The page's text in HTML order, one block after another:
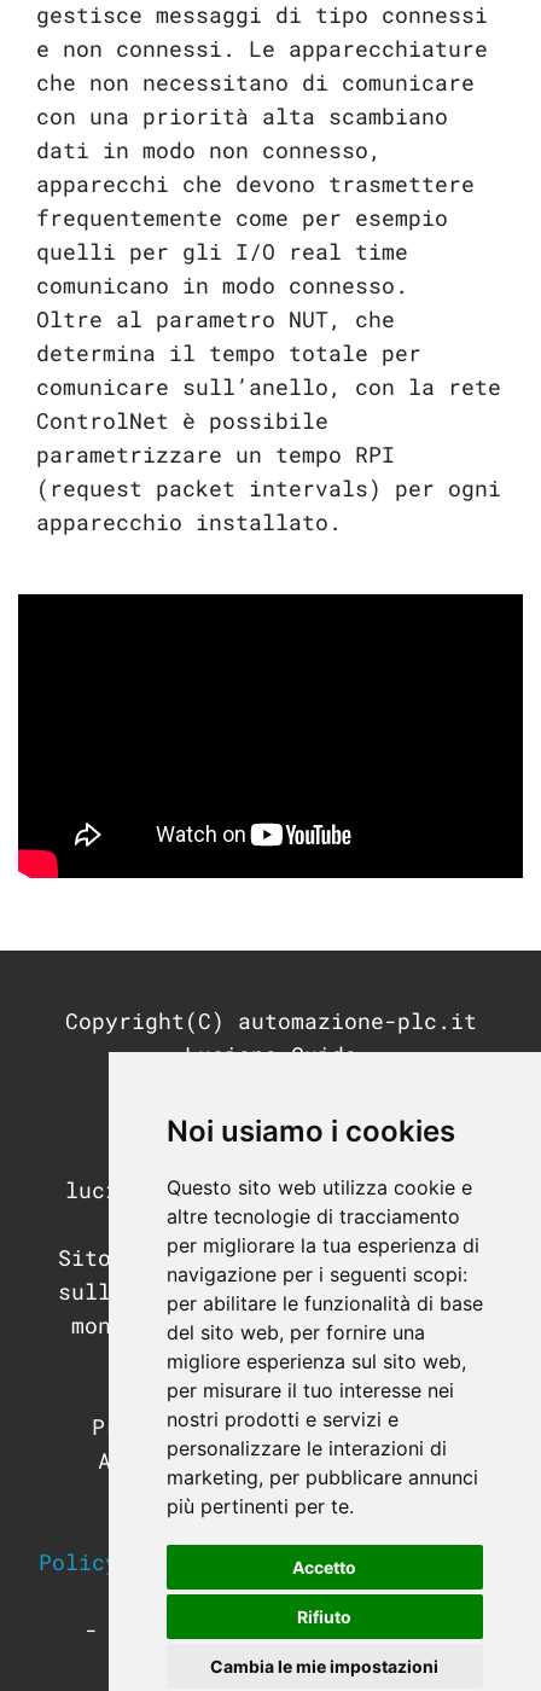
Noi usiamo i cookies
Questo sito web utilizza cookie e
altre tecnologie di tracciamento
per migliorare la tua esperienza di
navigazione per i seguenti scopi:
per abilitare le funzionalità di base
del sito web, per fornire una
migliore esperienza sul sito web,
per misurare il tuo interesse nei
nostri prodotti e servizi e
personalizzare le interazioni di
marketing, per pubblicare annunci
più pertinenti per te.
Accetto
Rifiuto
Cambia le mie impostazioni
gestisce messaggi di tipo connessi
e non connessi. Le apparecchiature
che non necessitano di comunicare
con una priorità alta scambiano
dati in modo non connesso,
apparecchi che devono trasmettere
frequentemente come per esempio
quelli per gli I/O real time
comunicano in modo connesso.
Oltre al parametro NUT, che
determina il tempo totale per
comunicare sull’anello, con la rete
ControlNet è possibile
parametrizzare un tempo RPI
(request packet intervals) per ogni
apparecchio installato.
Copyright(C) automazione-plc.it
Luciano Guida
REA: MI-2791053
luciano.guida@postecertifica.it
Sito di informazione e didattica
sull'automazione industriale, il
mondo dei PLC e dei sistemi di
supervisione.
Programmazione PLC.
Programmazione SCADA e HMI.
Apparecchiature e hardware
industriale.
Policy sulla Privacy e utilizzo dei
Cookies
-
Modifica le preferenze sui
Cookies-